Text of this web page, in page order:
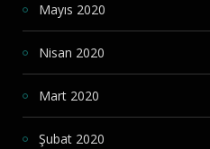
Mayıs 2020
Nisan 2020
Mart 2020
Şubat 2020